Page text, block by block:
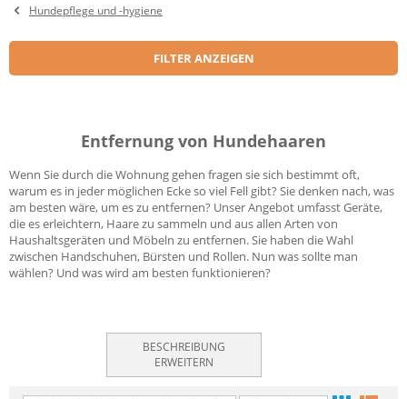
Hundepflege und -hygiene
FILTER ANZEIGEN
Entfernung von Hundehaaren
Wenn Sie durch die Wohnung gehen fragen sie sich bestimmt oft,
warum es in jeder möglichen Ecke so viel Fell gibt? Sie denken nach, was
am besten wäre, um es zu entfernen? Unser Angebot umfasst Geräte,
die es erleichtern, Haare zu sammeln und aus allen Arten von
Haushaltsgeräten und Möbeln zu entfernen. Sie haben die Wahl
zwischen Handschuhen, Bürsten und Rollen. Nun was sollte man
wählen? Und was wird am besten funktionieren?
BESCHREIBUNG
ERWEITERN